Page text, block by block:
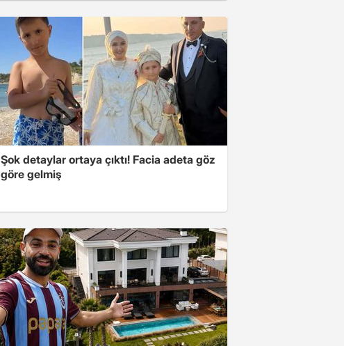
Şok detaylar ortaya çıktı! Facia adeta göz
göre gelmiş